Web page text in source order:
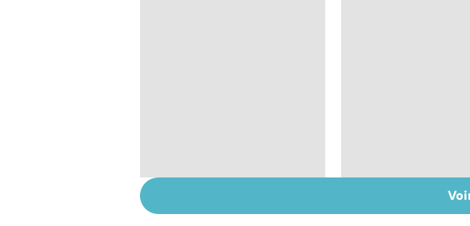
infection pulmonaire
une bactérie